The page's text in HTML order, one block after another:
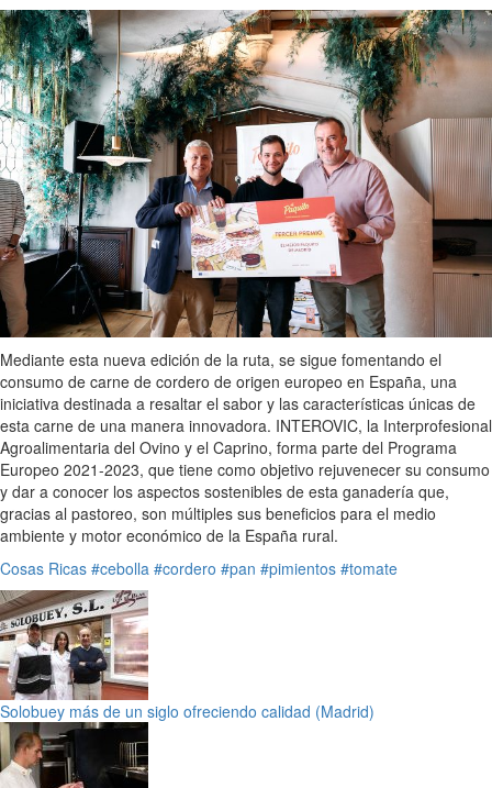
Mediante esta nueva edición de la ruta, se sigue fomentando el
consumo de carne de cordero de origen europeo en España, una
iniciativa destinada a resaltar el sabor y las características únicas de
esta carne de una manera innovadora. INTEROVIC, la Interprofesional
Agroalimentaria del Ovino y el Caprino, forma parte del Programa
Europeo 2021-2023, que tiene como objetivo rejuvenecer su consumo
y dar a conocer los aspectos sostenibles de esta ganadería que,
gracias al pastoreo, son múltiples sus beneficios para el medio
ambiente y motor económico de la España rural.
Cosas Ricas #cebolla #cordero #pan #pimientos #tomate
Solobuey más de un siglo ofreciendo calidad (Madrid)